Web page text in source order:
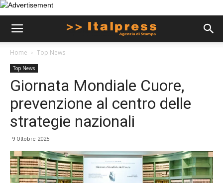
Home Top News
Top News
Giornata Mondiale Cuore,
prevenzione al centro delle
strategie nazionali
9 Ottobre 2025